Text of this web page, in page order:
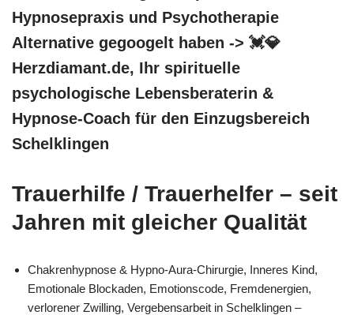
Hypnosepraxis und Psychotherapie
Alternative gegoogelt haben -> 💓️💎
Herzdiamant.de, Ihr spirituelle
psychologische Lebensberaterin &
Hypnose-Coach für den Einzugsbereich
Schelklingen
Trauerhilfe / Trauerhelfer – seit
Jahren mit gleicher Qualität
Chakrenhypnose & Hypno-Aura-Chirurgie, Inneres Kind,
Emotionale Blockaden, Emotionscode, Fremdenergien,
verlorener Zwilling, Vergebensarbeit in Schelklingen –